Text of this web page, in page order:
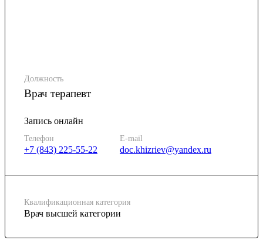
Должность
Врач терапевт
Запись онлайн
Телефон
+7 (843) 225-55-22
E-mail
doc.khizriev@yandex.ru
Квалификационная категория
Врач высшей категории